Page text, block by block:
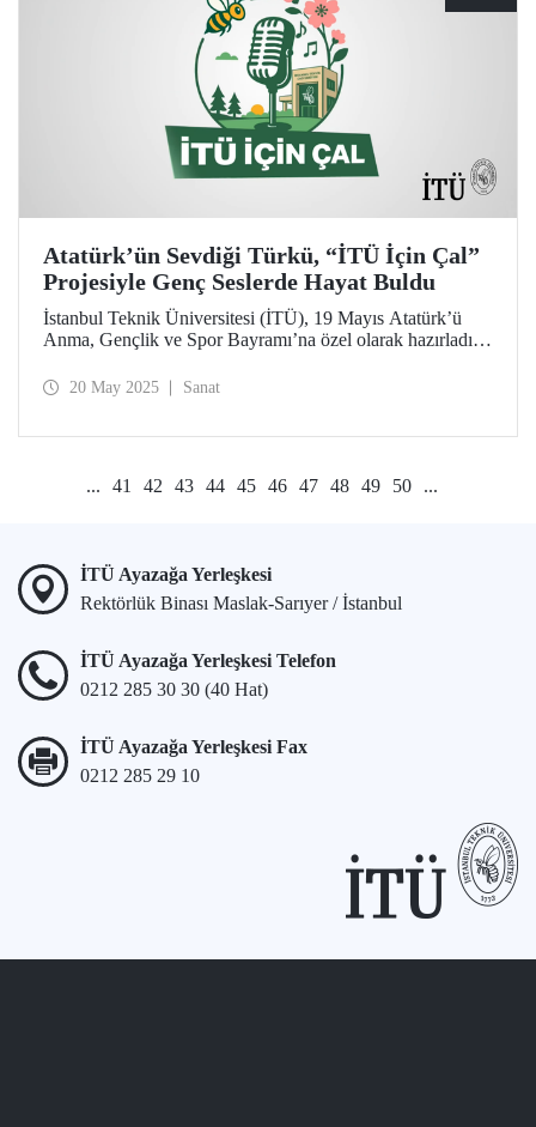
Atatürk’ün Sevdiği Türkü, “İTÜ İçin Çal”
Projesiyle Genç Seslerde Hayat Buldu
İstanbul Teknik Üniversitesi (İTÜ), 19 Mayıs Atatürk’ü
Anma, Gençlik ve Spor Bayramı’na özel olarak hazırladığı
Atatürk’ün sevdiği türkülerden biri olan “Manastır
20 May 2025 Sanat
... 41 42 43 44 45 46 47 48 49 50 ...
İTÜ Ayazağa Yerleşkesi
Rektörlük Binası Maslak-Sarıyer / İstanbul
İTÜ Ayazağa Yerleşkesi Telefon
0212 285 30 30 (40 Hat)
İTÜ Ayazağa Yerleşkesi Fax
0212 285 29 10